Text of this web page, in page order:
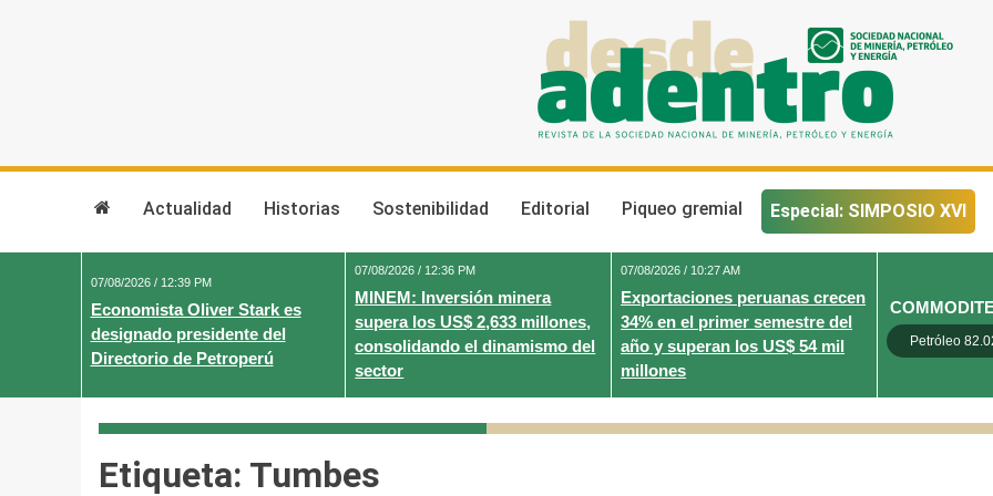
Actualidad Historias Sostenibilidad Editorial Piqueo gremial Especial: SIMPOSIO XVI
07/08/2026 / 12:39 PM
Economista Oliver Stark es
designado presidente del
Directorio de Petroperú
07/08/2026 / 12:36 PM
MINEM: Inversión minera
supera los US$ 2,633 millones,
consolidando el dinamismo del
sector
07/08/2026 / 10:27 AM
Exportaciones peruanas crecen
34% en el primer semestre del
año y superan los US$ 54 mil
millones
Petróleo
Etiqueta: Tumbes